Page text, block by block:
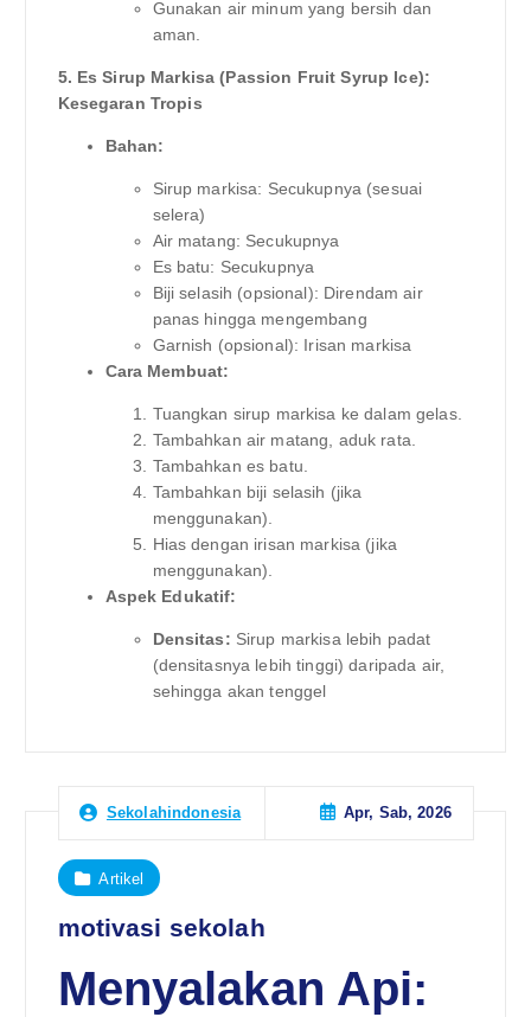
Gunakan air minum yang bersih dan
aman.
5. Es Sirup Markisa (Passion Fruit Syrup Ice):
Kesegaran Tropis
Bahan:
Sirup markisa: Secukupnya (sesuai
selera)
Air matang: Secukupnya
Es batu: Secukupnya
Biji selasih (opsional): Direndam air
panas hingga mengembang
Garnish (opsional): Irisan markisa
Cara Membuat:
Tuangkan sirup markisa ke dalam gelas.
Tambahkan air matang, aduk rata.
Tambahkan es batu.
Tambahkan biji selasih (jika
menggunakan).
Hias dengan irisan markisa (jika
menggunakan).
Aspek Edukatif:
Densitas: Sirup markisa lebih padat
(densitasnya lebih tinggi) daripada air,
sehingga akan tenggel
Sekolahindonesia Apr, Sab, 2026
Artikel
motivasi sekolah
Menyalakan Api: